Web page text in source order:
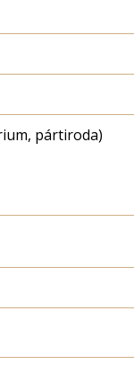
pártiroda)